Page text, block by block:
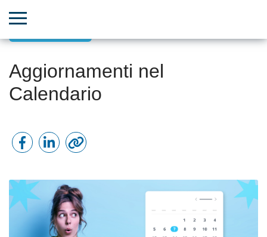
Aggiornamenti nel
Calendario